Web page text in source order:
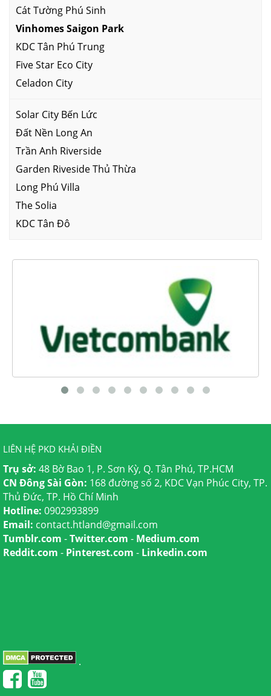
Cát Tường Phú Sinh
Vinhomes Saigon Park
KDC Tân Phú Trung
Five Star Eco City
Celadon City
Solar City Bến Lức
Đất Nền Long An
Trần Anh Riverside
Garden Riveside Thủ Thừa
Long Phú Villa
The Solia
KDC Tân Đô
LIÊN HỆ PKD KHẢI ĐIỀN
Trụ sở: 48 Bờ Bao 1, P. Sơn Kỳ, Q. Tân Phú, TP.HCM
CN Đông Sài Gòn: 168 đường số 2, KDC Vạn Phúc City, TP.
Thủ Đức, TP. Hồ Chí Minh
Hotline: 0902993899
Email: contact.htland@gmail.com
Tumblr.com -Twitter.com - Medium.com
Reddit.com - Pinterest.com - Linkedin.com
.